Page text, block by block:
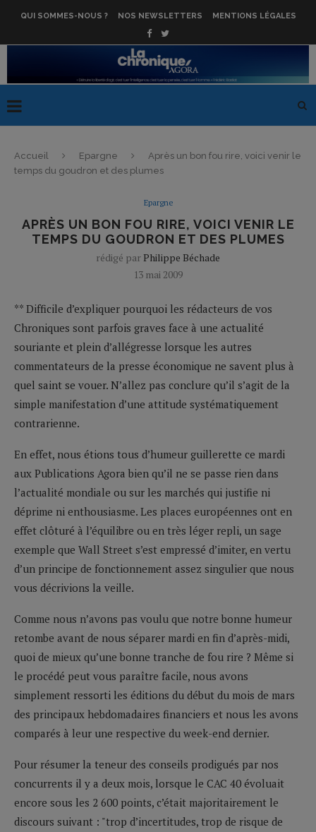
QUI SOMMES-NOUS ? NOS NEWSLETTERS MENTIONS LÉGALES
Accueil Epargne
Après un bon fou rire, voici venir le
temps du goudron et des plumes
Epargne
APRÈS UN BON FOU RIRE, VOICI VENIR LE
TEMPS DU GOUDRON ET DES PLUMES
rédigé par Philippe Béchade
13 mai 2009
** Difficile d’expliquer pourquoi les rédacteurs de vos
Chroniques sont parfois graves face à une actualité
souriante et plein d’allégresse lorsque les autres
commentateurs de la presse économique ne savent plus à
quel saint se vouer. N’allez pas conclure qu’il s’agit de la
simple manifestation d’une attitude systématiquement
contrarienne.
En effet, nous étions tous d’humeur guillerette ce mardi
aux Publications Agora bien qu’il ne se passe rien dans
l’actualité mondiale ou sur les marchés qui justifie ni
déprime ni enthousiasme. Les places européennes ont en
effet clôturé à l’équilibre ou en très léger repli, un sage
exemple que Wall Street s’est empressé d’imiter, en vertu
d’un principe de fonctionnement assez singulier que nous
vous décrivions la veille.
Comme nous n’avons pas voulu que notre bonne humeur
retombe avant de nous séparer mardi en fin d’après-midi,
quoi de mieux qu’une bonne tranche de fou rire ? Même si
le procédé peut vous paraître facile, nous avons
simplement ressorti les éditions du début du mois de mars
des principaux hebdomadaires financiers et nous les avons
comparés à leur une respective du week-end dernier.
Pour résumer la teneur des conseils prodigués par nos
concurrents il y a deux mois, lorsque le CAC 40 évoluait
encore sous les 2 600 points, c’était majoritairement le
discours suivant : "trop d’incertitudes, trop de risque de